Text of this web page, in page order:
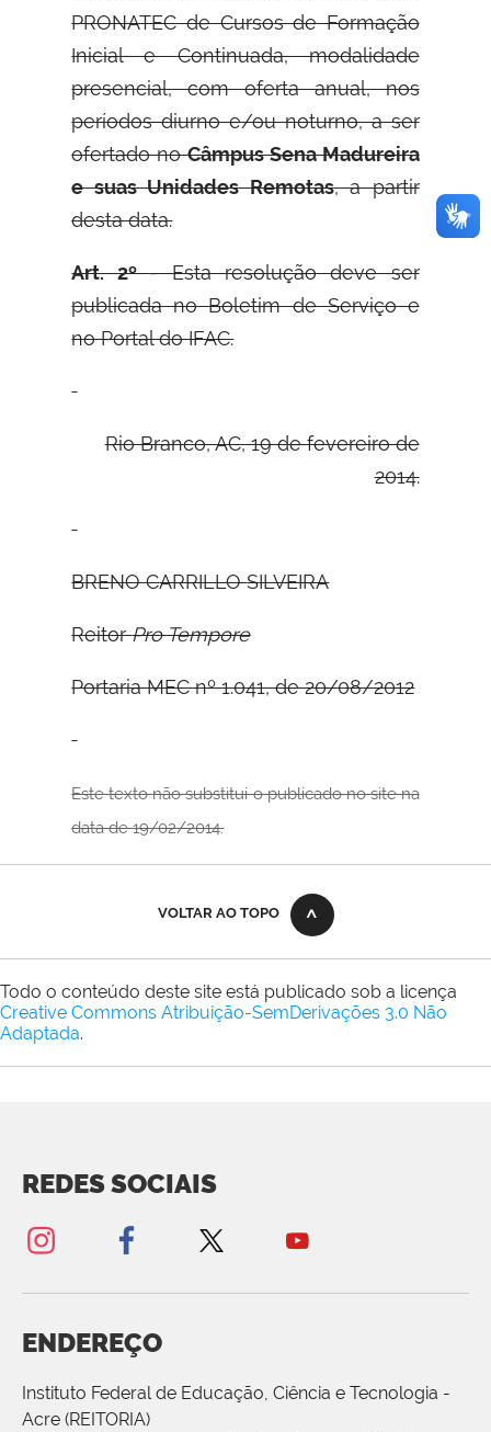
PRONATEC de Cursos de Formação
Inicial e Continuada, modalidade
presencial, com oferta anual, nos
períodos diurno e/ou noturno, a ser
ofertado noCâmpus Sena Madureira
e suas Unidades Remotas, a partir
desta data.
Art. 2º- Esta resolução deve ser
publicada no Boletim de Serviço e
no Portal do IFAC.
Rio Branco, AC, 19 de fevereiro de
2014.
BRENOCARRILLOSILVEIRA
ReitorPro Tempore
Portaria MEC nº 1.041, de 20/08/2012
Este texto não substitui o publicado no site na
data de 19/02/2014.
VOLTAR AO TOPO
Todo o conteúdo deste site está publicado sob a licença
Creative Commons Atribuição-SemDerivações 3.0 Não
Adaptada.
REDES SOCIAIS
ENDEREÇO
Instituto Federal de Educação, Ciência e Tecnologia -
Acre (REITORIA)